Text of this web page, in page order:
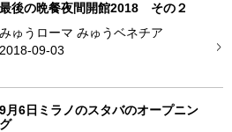
最後の晩餐夜間開館2018 その２
みゅうローマ みゅうベネチア
2018-09-03
9月6日ミラノのスタバのオープニン
グ